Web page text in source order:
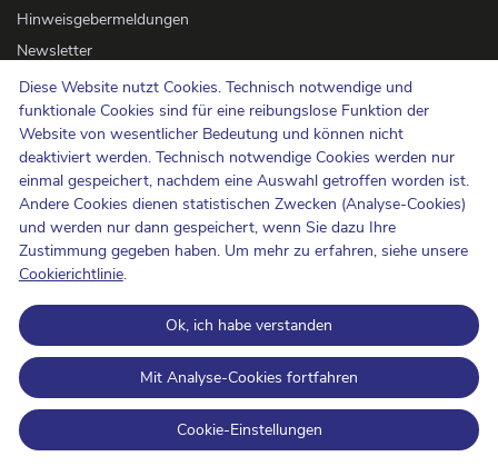
Diese Website nutzt Cookies. Technisch notwendige und
funktionale Cookies sind für eine reibungslose Funktion der
Website von wesentlicher Bedeutung und können nicht
deaktiviert werden. Technisch notwendige Cookies werden nur
einmal gespeichert, nachdem eine Auswahl getroffen worden ist.
Andere Cookies dienen statistischen Zwecken (Analyse-Cookies)
und werden nur dann gespeichert, wenn Sie dazu Ihre
Zustimmung gegeben haben. Um mehr zu erfahren, siehe unsere
Cookierichtlinie.
Ok, ich habe verstanden
Mit Analyse-Cookies fortfahren
Cookie-Einstellungen
Hinweisgebermeldungen
Newsletter
Barrierefreiheit
Presse
Cookie-Politik
Schutz der Privatsphäre
Nutzungsbedingungen und Urheberrechte
Informationskategorisierung
Open Data
BIPT on LinkedIn
BIPT auf Facebook
BIPT auf Youtube